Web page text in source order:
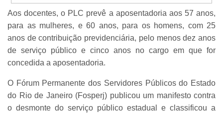
Aos docentes, o PLC prevê a aposentadoria aos 57 anos,
para as mulheres, e 60 anos, para os homens, com 25
anos de contribuição previdenciária, pelo menos dez anos
de serviço público e cinco anos no cargo em que for
concedida a aposentadoria.
O Fórum Permanente dos Servidores Públicos do Estado
do Rio de Janeiro (Fosperj) publicou um manifesto contra
o desmonte do serviço público estadual e classificou a